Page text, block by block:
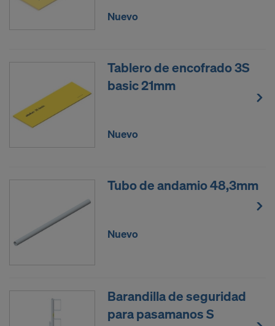
Nuevo
Tablero de encofrado 3S
basic 21mm
Nuevo
Tubo de andamio 48,3mm
Nuevo
Barandilla de seguridad
para pasamanos S